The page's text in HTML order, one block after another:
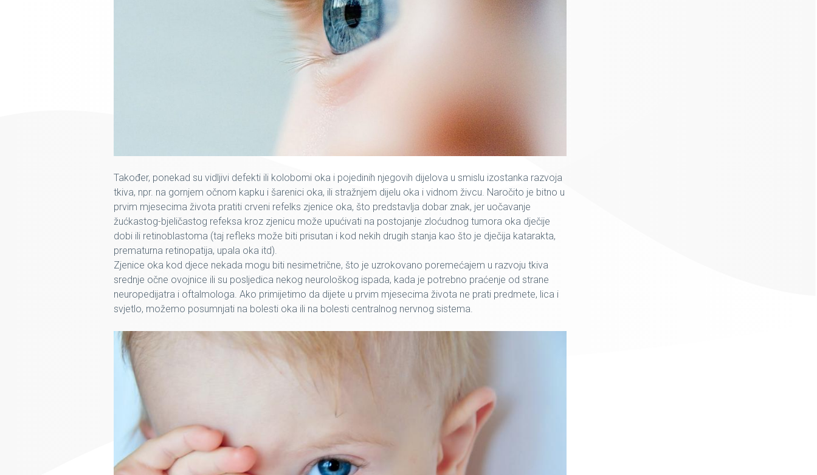
Također, ponekad su vidljivi defekti ili kolobomi oka i pojedinih njegovih dijelova u smislu izostanka razvoja
tkiva, npr. na gornjem očnom kapku i šarenici oka, ili stražnjem dijelu oka i vidnom živcu. Naročito je bitno u
prvim mjesecima života pratiti crveni refelks zjenice oka, što predstavlja dobar znak, jer uočavanje
žućkastog-bjeličastog refeksa kroz zjenicu može upućivati na postojanje zloćudnog tumora oka dječije
dobi ili retinoblastoma (taj refleks može biti prisutan i kod nekih drugih stanja kao što je dječija katarakta,
prematurna retinopatija, upala oka itd).
Zjenice oka kod djece nekada mogu biti nesimetrične, što je uzrokovano poremećajem u razvoju tkiva
srednje očne ovojnice ili su posljedica nekog neurološkog ispada, kada je potrebno praćenje od strane
neuropedijatra i oftalmologa. Ako primijetimo da dijete u prvim mjesecima života ne prati predmete, lica i
svjetlo, možemo posumnjati na bolesti oka ili na bolesti centralnog nervnog sistema.